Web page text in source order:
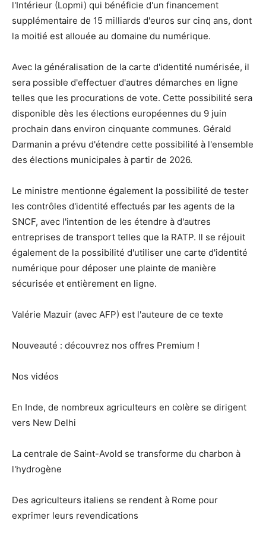
l'Intérieur (Lopmi) qui bénéficie d'un financement
supplémentaire de 15 milliards d'euros sur cinq ans, dont
la moitié est allouée au domaine du numérique.
Avec la généralisation de la carte d'identité numérisée, il
sera possible d'effectuer d'autres démarches en ligne
telles que les procurations de vote. Cette possibilité sera
disponible dès les élections européennes du 9 juin
prochain dans environ cinquante communes. Gérald
Darmanin a prévu d'étendre cette possibilité à l'ensemble
des élections municipales à partir de 2026.
Le ministre mentionne également la possibilité de tester
les contrôles d'identité effectués par les agents de la
SNCF, avec l'intention de les étendre à d'autres
entreprises de transport telles que la RATP. Il se réjouit
également de la possibilité d'utiliser une carte d'identité
numérique pour déposer une plainte de manière
sécurisée et entièrement en ligne.
Valérie Mazuir (avec AFP) est l'auteure de ce texte
Nouveauté : découvrez nos offres Premium !
Nos vidéos
En Inde, de nombreux agriculteurs en colère se dirigent
vers New Delhi
La centrale de Saint-Avold se transforme du charbon à
l'hydrogène
Des agriculteurs italiens se rendent à Rome pour
exprimer leurs revendications